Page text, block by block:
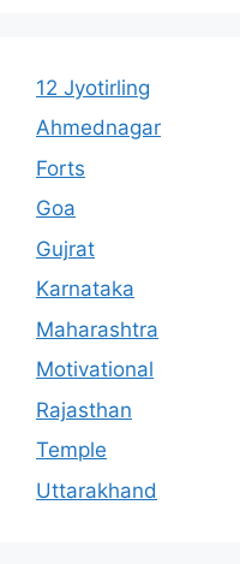
12 Jyotirling
Ahmednagar
Forts
Goa
Gujrat
Karnataka
Maharashtra
Motivational
Rajasthan
Temple
Uttarakhand